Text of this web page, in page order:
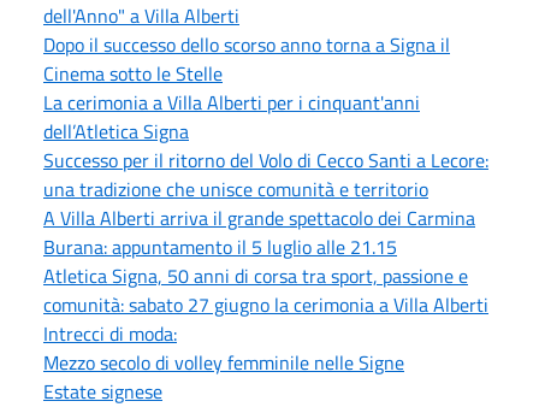
dell'Anno" a Villa Alberti
Dopo il successo dello scorso anno torna a Signa il
Cinema sotto le Stelle
La cerimonia a Villa Alberti per i cinquant'anni
dell’Atletica Signa
Successo per il ritorno del Volo di Cecco Santi a Lecore:
una tradizione che unisce comunità e territorio
A Villa Alberti arriva il grande spettacolo dei Carmina
Burana: appuntamento il 5 luglio alle 21.15
Atletica Signa, 50 anni di corsa tra sport, passione e
comunità: sabato 27 giugno la cerimonia a Villa Alberti
Intrecci di moda:
Mezzo secolo di volley femminile nelle Signe
Estate signese